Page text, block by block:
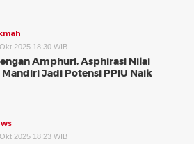
2025 18:30 WIB
Amphuri, Asphirasi Nilai
Jadi Potensi PPIU Naik
2025 18:23 WIB